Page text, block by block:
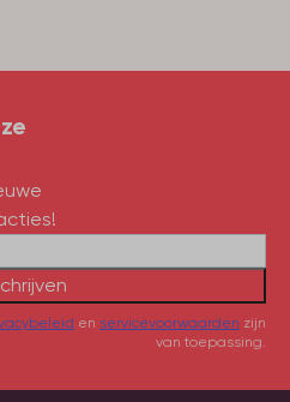
en servicevoorwaarden zijn
van toepassing.